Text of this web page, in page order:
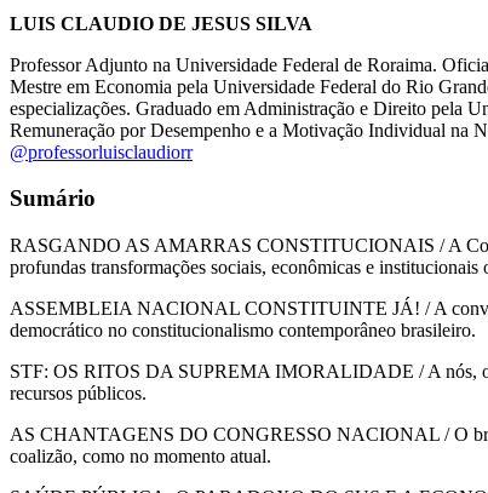
LUIS CLAUDIO DE JESUS SILVA
Professor Adjunto na Universidade Federal de Roraima.
Mestre em Economia pela Universidade Federal do Rio
especializações. Graduado em Administração e Direito pela
Remuneração por Desempenho e a Motivação Individual na
@professorluisclaudiorr
Sumário
RASGANDO AS AMARRAS CONSTITUCIONAIS / A
profundas transformações sociais, econômicas e institucionais
ASSEMBLEIA NACIONAL CONSTITUINTE JÁ! / A
democrático no constitucionalismo contemporâneo brasileiro.
STF: OS RITOS DA SUPREMA IMORALIDADE / A nós, os
recursos públicos.
AS CHANTAGENS DO CONGRESSO NACIONAL / O
coalizão, como no momento atual.